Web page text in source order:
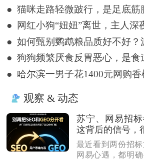
● 猫咪走路轻微跛行，是足底筋
● 狗狗频繁厌食反胃恶心，是食
观察 & 动态
苏宁、网易招标
这背后的信号，
最近看到两份招
网易心遇，都明